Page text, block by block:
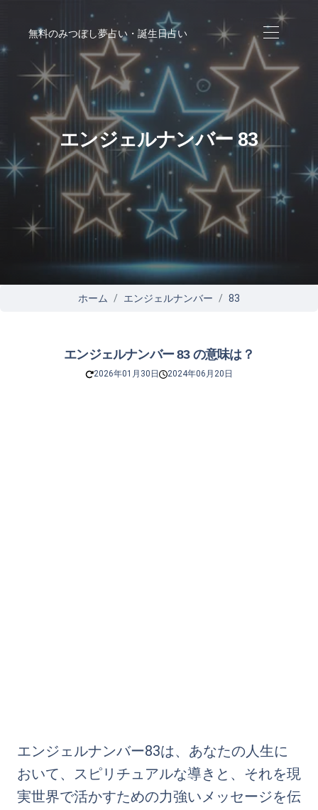
無料のみつぼし夢占い・誕生日占い
エンジェルナンバー 83
ホーム エンジェルナンバー 83
エンジェルナンバー 83 の意味は？
2026年01月30日 2024年06月20日
エンジェルナンバー83は、あなたの人生に
おいて、スピリチュアルな導きと、それを現
実世界で活かすための力強いメッセージを伝